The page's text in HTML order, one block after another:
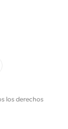
los derechos